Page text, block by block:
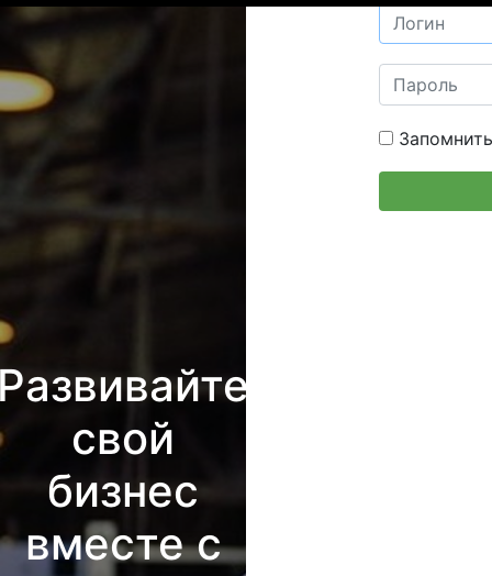
свой
бизнес
вместе с